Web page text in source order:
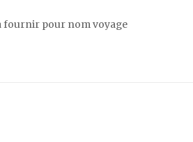
fournir pour nom voyage